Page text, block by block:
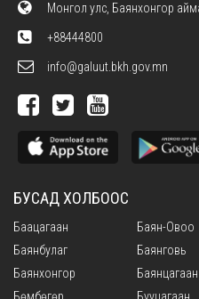
Монгол улс, Баянхонгор
+88444800
info@galuut.bkh.gov.mn
БУСАД ХОЛБООС
Баацагаан Баян-Овоо
Баянбулаг
Баянговь
Баянхонгор
Баянцагаан